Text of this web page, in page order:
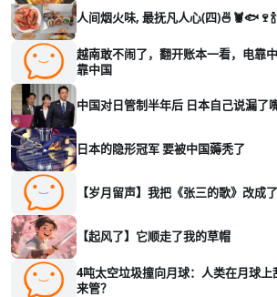
人间烟火味, 最抚凡人心(四
越南敢不闹了，翻开账本一看，电靠
靠中国
中国对日管制半年后 日本自己说漏了
日本的隐形冠军 要被中国薅秃了
【岁月留声】我把《张三的歌》改成
【起风了】它顺走了我的草帽
4吨太空垃圾撞向月球：人类在月球
来管？